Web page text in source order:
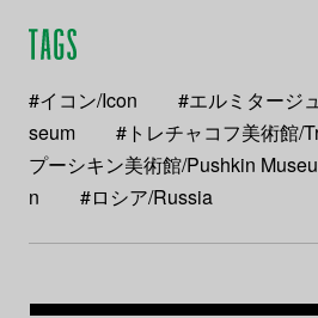
#イコン/Icon
#エルミタージ
seum
#トレチャコフ美術館/
プーシキン美術館/Pushkin
n
#ロシア/Russia